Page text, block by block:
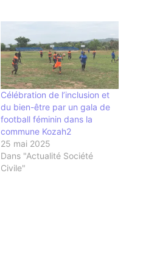
Célébration de l’inclusion et
du bien-être par un gala de
football féminin dans la
commune Kozah2
25 mai 2025
Dans "Actualité Société
Civile"